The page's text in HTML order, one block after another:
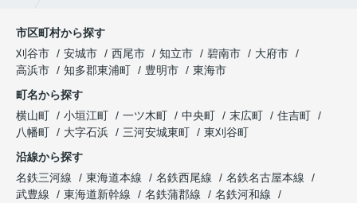
市区町村から探す
刈谷市
安城市 西尾市 知立市 碧南市
大府市
高浜市
知多郡東浦町 豊明市
東海市
町名から探す
横山町
小垣江町 一ツ木町 中央町 末広町
住吉町
八幡町
大字石浜 三河安城東町
東刈谷町
沿線から探す
名鉄三河線
東海道本線 名鉄西尾線
名鉄名古屋本線
武豊線
東海道新幹線 名鉄蒲郡線
名鉄河和線